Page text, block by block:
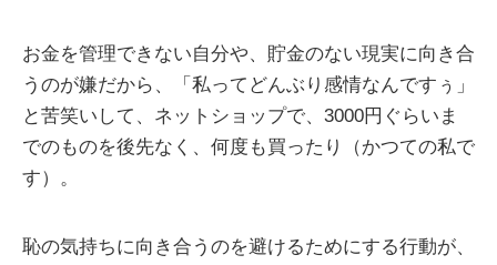
お金を管理できない自分や、貯金のない現実に向き合
うのが嫌だから、「私ってどんぶり感情なんですぅ」
と苦笑いして、ネットショップで、3000円ぐらいま
でのものを後先なく、何度も買ったり（かつての私で
す）。
恥の気持ちに向き合うのを避けるためにする行動が、